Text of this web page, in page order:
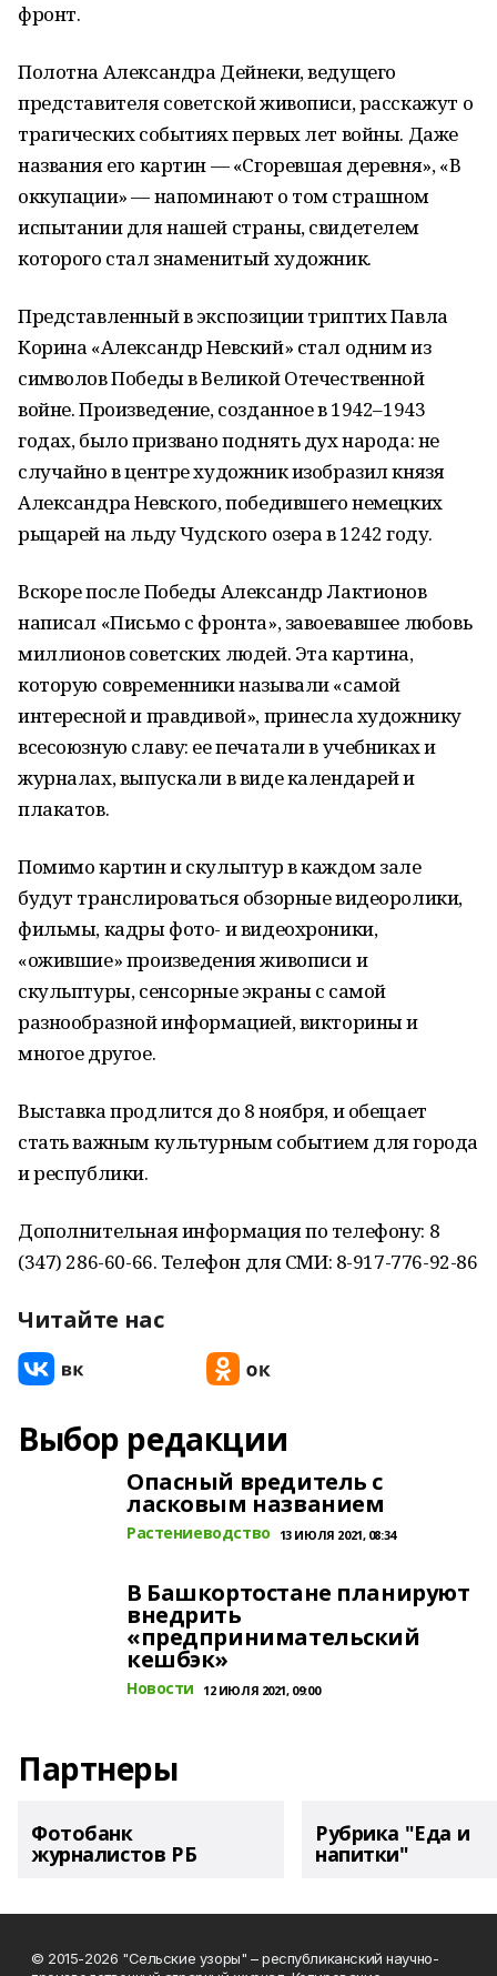
фронт.
Полотна Александра Дейнеки, ведущего
представителя советской живописи, расскажут о
трагических событиях первых лет войны. Даже
названия его картин — «Сгоревшая деревня», «В
оккупации» — напоминают о том страшном
испытании для нашей страны, свидетелем
которого стал знаменитый художник.
Представленный в экспозиции триптих Павла
Корина «Александр Невский» стал одним из
символов Победы в Великой Отечественной
войне. Произведение, созданное в 1942–1943
годах, было призвано поднять дух народа: не
случайно в центре художник изобразил князя
Александра Невского, победившего немецких
рыцарей на льду Чудского озера в 1242 году.
Вскоре после Победы Александр Лактионов
написал «Письмо с фронта», завоевавшее любовь
миллионов советских людей. Эта картина,
которую современники называли «самой
интересной и правдивой», принесла художнику
всесоюзную славу: ее печатали в учебниках и
журналах, выпускали в виде календарей и
плакатов.
Помимо картин и скульптур в каждом зале
будут транслироваться обзорные видеоролики,
фильмы, кадры фото- и видеохроники,
«ожившие» произведения живописи и
скульптуры, сенсорные экраны с самой
разнообразной информацией, викторины и
многое другое.
Выставка продлится до 8 ноября, и обещает
стать важным культурным событием для города
и республики.
Дополнительная информация по телефону: 8
(347) 286-60-66. Телефон для СМИ: 8-917-776-92-86
Читайте нас
Выбор редакции
Опасный вредитель с
ласковым названием
Растениеводство 13 ИЮЛЯ 2021, 08:34
В Башкортостане планируют
внедрить
«предпринимательский
кешбэк»
Новости 12 ИЮЛЯ 2021, 09:00
Партнеры
Фотобанк
журналистов РБ
Рубрика "Еда и
напитки"
© 2015-2026 "Сельские узоры" – республиканский научно-